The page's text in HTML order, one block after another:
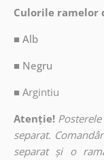
Culorile ramelor
■ Alb
■ Negru
■ Argintiu
Atenție!
separat.
separat și o